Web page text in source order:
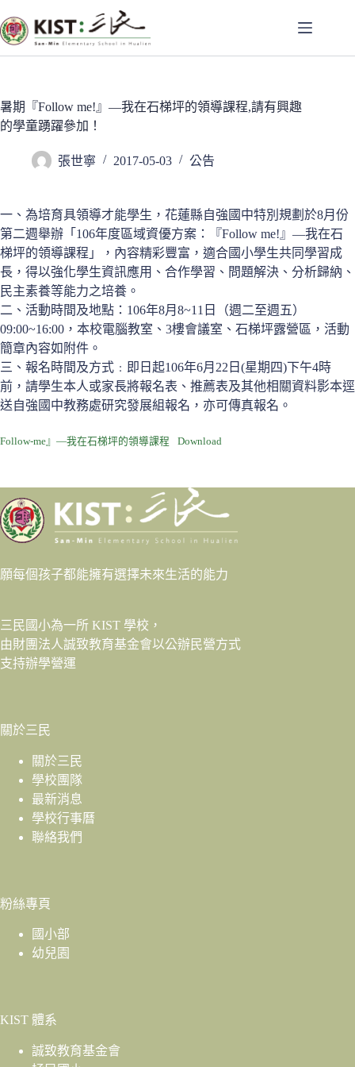
至
主
容
暑期『Follow me!』—我在石梯坪的領導課程,請有興趣
的學童踴躍參加！
張世寧 2017-05-03 公告
一、為培育具領導才能學生，花蓮縣自強國中特別規劃於8月份
第二週舉辦「106年度區域資優方案：『Follow me!』—我在石
梯坪的領導課程」，內容精彩豐富，適合國小學生共同學習成
長，得以強化學生資訊應用、合作學習、問題解決、分析歸納、
民主素養等能力之培養。
二、活動時間及地點：106年8月8~11日（週二至週五）
09:00~16:00，本校電腦教室、3樓會議室、石梯坪露營區，活動
簡章內容如附件。
三、報名時間及方式﹕即日起106年6月22日(星期四)下午4時
前，請學生本人或家長將報名表、推薦表及其他相關資料影本逕
送自強國中教務處研究發展組報名，亦可傳真報名。
Follow-me』—我在石梯坪的領導課程 Download
願每個孩子都能擁有選擇未來生活的能力
三民國小為一所 KIST 學校，
由財團法人誠致教育基金會以公辦民營方式
支持辦學營運
關於三民
關於三民
學校團隊
最新消息
學校行事曆
聯絡我們
粉絲專頁
國小部
幼兒園
KIST 體系
誠致教育基金會